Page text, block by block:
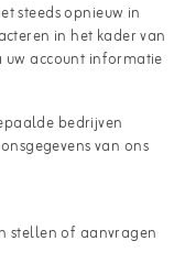
steeds opnieuw in
in het kader van
uw account informatie
bedrijven
van ons
stellen of aanvragen